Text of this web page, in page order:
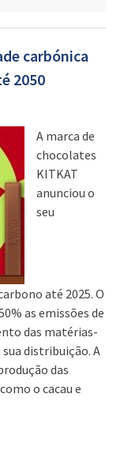
carbónica
2050
A marca de
chocolates
KITKAT
anunciou o
seu
até 2025. O
as emissões de
das matérias-
distribuição. A
das
o cacau e